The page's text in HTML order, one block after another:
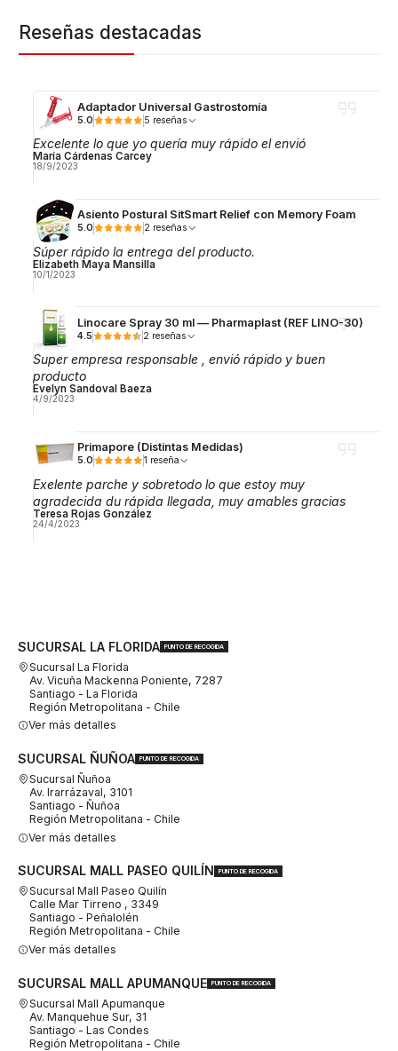
Reseñas destacadas
Adaptador Universal Gastrostomía
5.0 5 reseñas
Excelente lo que yo quería muy rápido el envió
María Cárdenas Carcey
18/9/2023
Asiento Postural SitSmart Relief con Memory Foam
5.0 2 reseñas
Súper rápido la entrega del producto.
Elizabeth Maya Mansilla
10/1/2023
Linocare Spray 30 ml — Pharmaplast (REF LINO-30)
4.5 2 reseñas
Super empresa responsable , envió rápido y buen
producto
Evelyn Sandoval Baeza
4/9/2023
Primapore (Distintas Medidas)
5.0 1 reseña
Exelente parche y sobretodo lo que estoy muy
agradecida du rápida llegada, muy amables gracias
Teresa Rojas González
24/4/2023
SUCURSAL LA FLORIDA PUNTO DE RECOGIDA
Sucursal La Florida
Av. Vicuña Mackenna Poniente, 7287
Santiago - La Florida
Región Metropolitana - Chile
Ver más detalles
SUCURSAL ÑUÑOA PUNTO DE RECOGIDA
Sucursal Ñuñoa
Av. Irarrázaval, 3101
Santiago - Ñuñoa
Región Metropolitana - Chile
Ver más detalles
SUCURSAL MALL PASEO QUILÍN PUNTO DE RECOGIDA
Sucursal Mall Paseo Quilín
Calle Mar Tirreno , 3349
Santiago - Peñalolén
Región Metropolitana - Chile
Ver más detalles
SUCURSAL MALL APUMANQUE PUNTO DE RECOGIDA
Sucursal Mall Apumanque
Av. Manquehue Sur, 31
Santiago - Las Condes
Región Metropolitana - Chile